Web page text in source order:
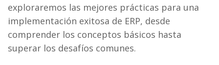
exploraremos las mejores prácticas para una
implementación exitosa de ERP, desde
comprender los conceptos básicos hasta
superar los desafíos comunes.